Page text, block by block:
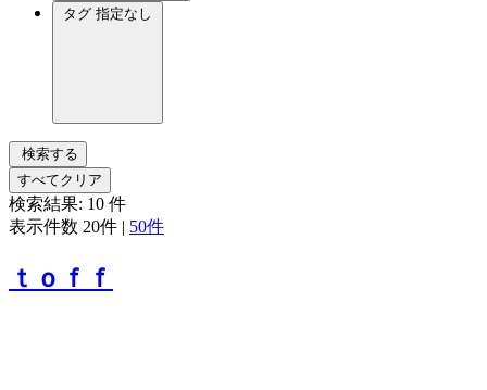
タグ 指定なし
検索する
すべてクリア
検索結果: 10 件
表示件数 20件 | 50件
ｔｏｆｆ